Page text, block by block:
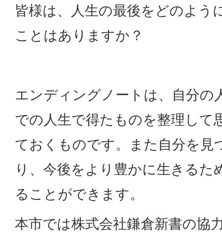
皆様は、人生の最後をどのよう
ことはありますか？
エンディングノートは、自分の
での人生で得たものを整理して
ておくものです。また自分を見
り、今後をより豊かに生きるた
ることができます。
本市では株式会社鎌倉新書の協